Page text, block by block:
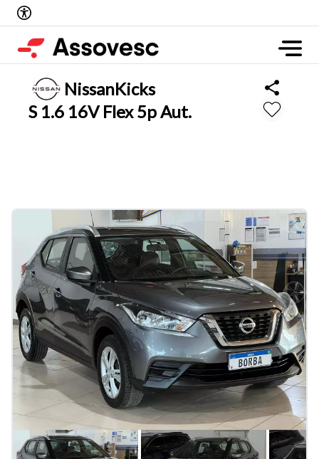
NissanKicks
S 1.6 16V Flex 5p Aut.